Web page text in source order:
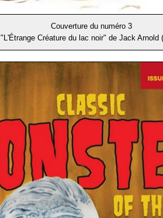
Couverture du numéro 3
"L'Étrange Créature du lac noir" de Jack Arnold